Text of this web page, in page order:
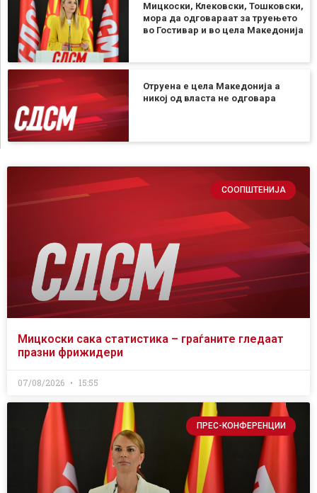
Мицкоски, Клековски, Тошковски,
мора да одговараат за труењето
во Гостивар и во цела Македонија
Отруена е цела Македонија а
никој од власта не одговара
СООПШТЕНИЈА
Мицкоски сака статистика – граѓаните гледаат
празни фрижидери
07/08/2026 15:55
ПРЕС-КОНФЕРЕНЦИИ